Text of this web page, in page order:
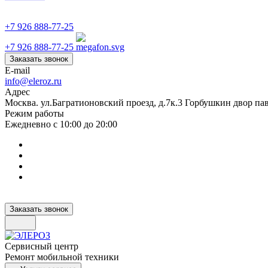
+7 926 888-77-25
+7 926 888-77-25
Заказать звонок
E-mail
info@eleroz.ru
Адрес
Москва. ул.Багратионовский проезд, д.7к.3 Горбушкин двор
Режим работы
Ежедневно с 10:00 до 20:00
Заказать звонок
Сервисный центр
Ремонт мобильной техники